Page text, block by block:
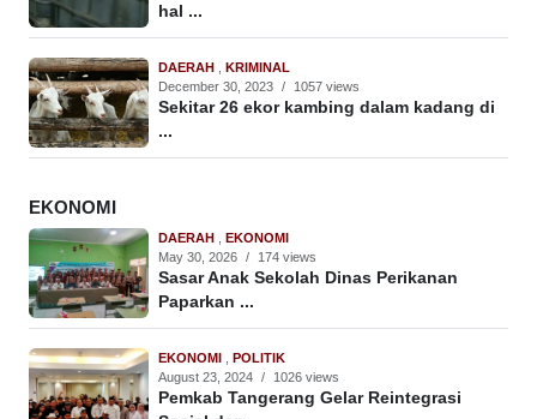
hal ...
DAERAH
KRIMINAL
December 30, 2023 / 1057 views
Sekitar 26 ekor kambing dalam kadang di
...
EKONOMI
DAERAH
EKONOMI
May 30, 2026 / 174 views
Sasar Anak Sekolah Dinas Perikanan
Paparkan ...
EKONOMI
POLITIK
August 23, 2024 / 1026 views
Pemkab Tangerang Gelar Reintegrasi